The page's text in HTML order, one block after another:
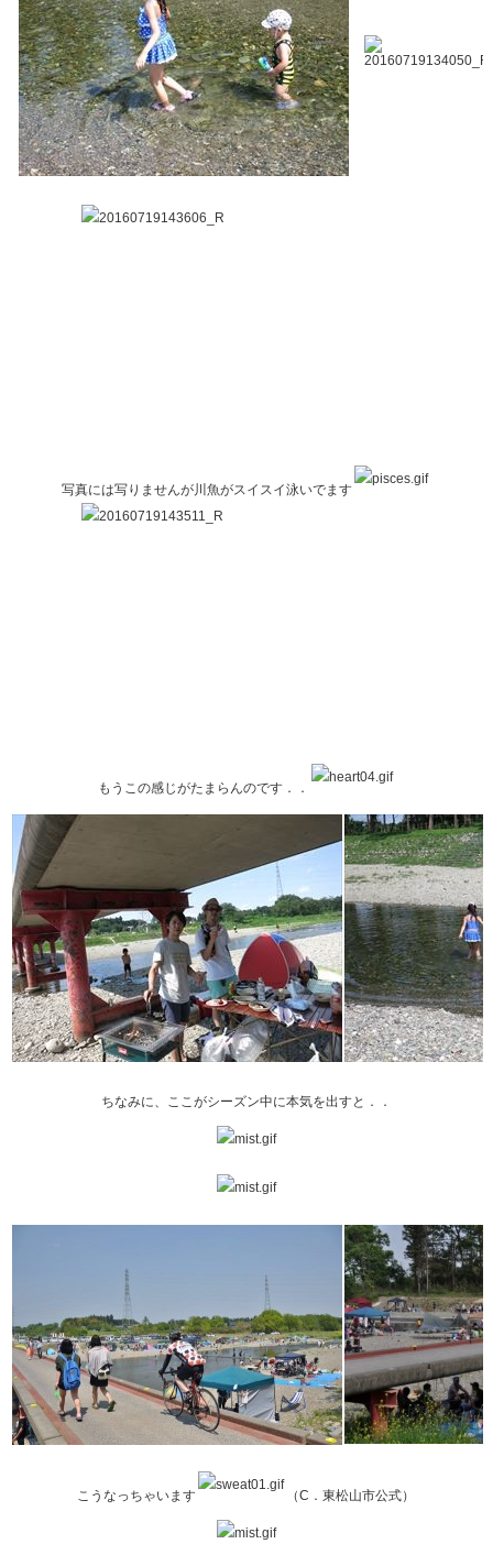
写真には写りませんが川魚がスイスイ泳いでます
もうこの感じがたまらんのです．．
ちなみに、ここがシーズン中に本気を出すと．．
こうなっちゃいます （C．東松山市公式）